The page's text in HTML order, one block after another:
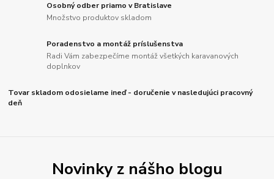
Osobný odber priamo v Bratislave
Množstvo produktov skladom
Poradenstvo a montáž príslušenstva
Radi Vám zabezpečíme montáž všetkých karavanových
doplnkov
Tovar skladom odosielame ineď - doručenie v nasledujúci pracovný
deň
Novinky z nášho blogu